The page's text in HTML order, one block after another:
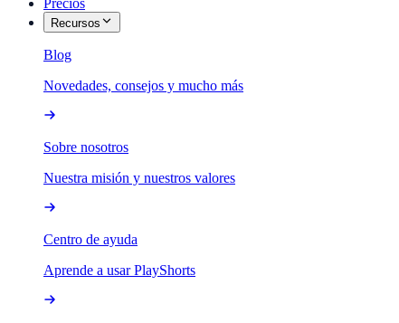
Precios
Recursos
Blog
Novedades, consejos y mucho más
Sobre nosotros
Nuestra misión y nuestros valores
Centro de ayuda
Aprende a usar PlayShorts